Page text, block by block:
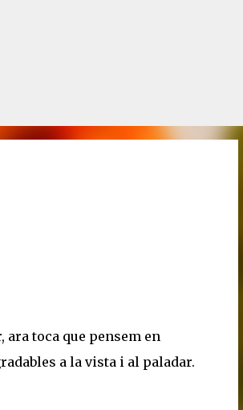
ara toca que pensem en
a la vista i al paladar.